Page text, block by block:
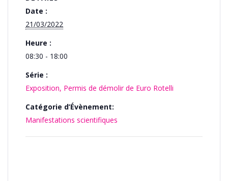
Date :
21/03/2022
Heure :
08:30 - 18:00
Série :
Exposition, Permis de démolir de Euro Rotelli
Catégorie d’Évènement:
Manifestations scientifiques